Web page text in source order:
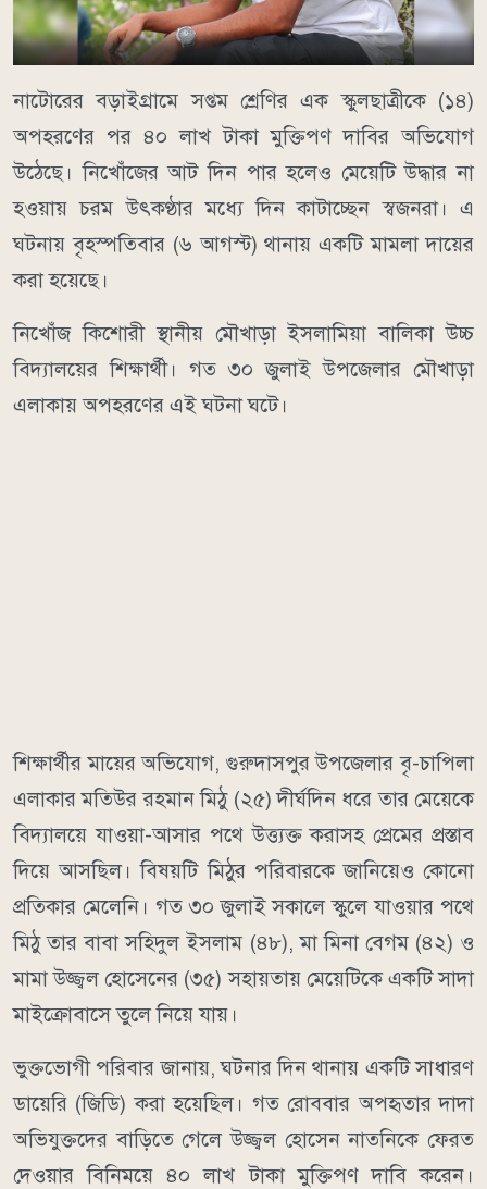
নাটোরের বড়াইগ্রামে সপ্তম শ্রেণির এক স্কুলছাত্রীকে (১৪)
অপহরণের পর ৪০ লাখ টাকা মুক্তিপণ দাবির অভিযোগ
উঠেছে। নিখোঁজের আট দিন পার হলেও মেয়েটি উদ্ধার না
হওয়ায় চরম উৎকণ্ঠার মধ্যে দিন কাটাচ্ছেন স্বজনরা। এ
ঘটনায় বৃহস্পতিবার (৬ আগস্ট) থানায় একটি মামলা দায়ের
করা হয়েছে।
নিখোঁজ কিশোরী স্থানীয় মৌখাড়া ইসলামিয়া বালিকা উচ্চ
বিদ্যালয়ের শিক্ষার্থী। গত ৩০ জুলাই উপজেলার মৌখাড়া
এলাকায় অপহরণের এই ঘটনা ঘটে।
শিক্ষার্থীর মায়ের অভিযোগ, গুরুদাসপুর উপজেলার বৃ-চাপিলা
এলাকার মতিউর রহমান মিঠু (২৫) দীর্ঘদিন ধরে তার মেয়েকে
বিদ্যালয়ে যাওয়া-আসার পথে উত্ত্যক্ত করাসহ প্রেমের প্রস্তাব
দিয়ে আসছিল। বিষয়টি মিঠুর পরিবারকে জানিয়েও কোনো
প্রতিকার মেলেনি। গত ৩০ জুলাই সকালে স্কুলে যাওয়ার পথে
মিঠু তার বাবা সহিদুল ইসলাম (৪৮), মা মিনা বেগম (৪২) ও
মামা উজ্জ্বল হোসেনের (৩৫) সহায়তায় মেয়েটিকে একটি সাদা
মাইক্রোবাসে তুলে নিয়ে যায়।
ভুক্তভোগী পরিবার জানায়, ঘটনার দিন থানায় একটি সাধারণ
ডায়েরি (জিডি) করা হয়েছিল। গত রোববার অপহৃতার দাদা
অভিযুক্তদের বাড়িতে গেলে উজ্জ্বল হোসেন নাতনিকে ফেরত
দেওয়ার বিনিময়ে ৪০ লাখ টাকা মুক্তিপণ দাবি করেন।